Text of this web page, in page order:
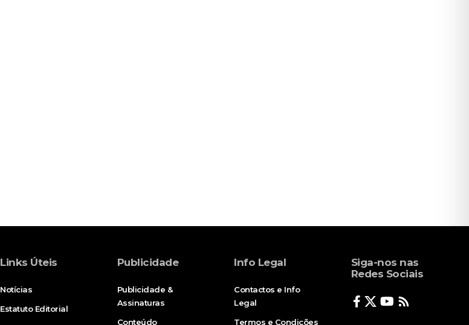
Links Úteis
Notícias
Estatuto Editorial
Publicidade
Publicidade &
Assinaturas
Conteúdo
Info Legal
Contactos e Info
Legal
Termos e Condições
Siga-nos nas
Redes Sociais